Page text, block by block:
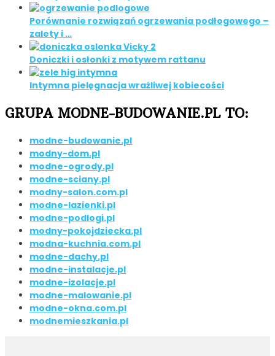
Porównanie rozwiązań ogrzewania podłogowego –
zalety i …
Doniczki i osłonki z motywem rattanu
Intymna pielęgnacja wrażliwej kobiecości
GRUPA MODNE-BUDOWANIE.PL TO:
modne-budowanie.pl
modny-dom.pl
modne-ogrody.pl
modne-sciany.pl
modny-salon.com.pl
modne-lazienki.pl
modne-podlogi.pl
modny-pokojdziecka.pl
modna-kuchnia.com.pl
modne-dachy.pl
modne-instalacje.pl
modne-izolacje.pl
modne-malowanie.pl
modne-okna.com.pl
modnemieszkania.pl